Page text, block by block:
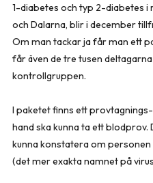
1-diabetes och typ 2-diabetes
och Dalarna, blir i december
Om man tackar ja får man ett
får även de tre tusen
kontrollgruppen.
I paketet finns ett
hand ska kunna ta ett
kunna konstatera om
(det mer exakta namnet på